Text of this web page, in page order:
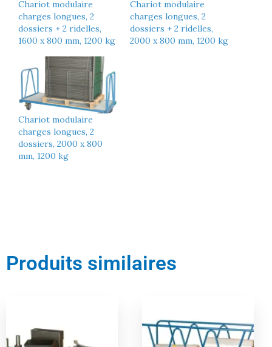
Chariot modulaire
charges longues, 2
dossiers + 2 ridelles,
1600 x 800 mm, 1200 kg
Chariot modulaire
charges longues, 2
dossiers + 2 ridelles,
2000 x 800 mm, 1200 kg
Chariot modulaire
charges longues, 2
dossiers, 2000 x 800
mm, 1200 kg
Produits similaires
actuel
est :
initial
était :
actuel
est :